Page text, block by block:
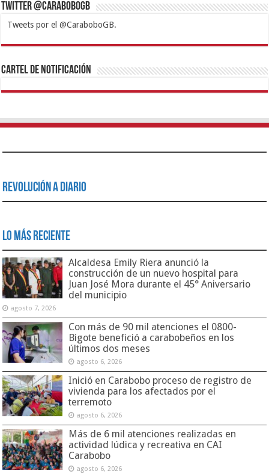
Twitter @CaraboboGB
Tweets por el @CaraboboGB.
1xbetBetturkeyBetistKralbetSupertotobetTipobetMatadorbetMariobet
https://mvbcasino.com/
Cartel de Notificación
Revolución a Diario
Lo Más Reciente
Alcaldesa Emily Riera anunció la
construcción de un nuevo hospital para
Juan José Mora durante el 45° Aniversario
del municipio
agosto 7, 2026
Con más de 90 mil atenciones el 0800-
Bigote benefició a carabobeños en los
últimos dos meses
agosto 6, 2026
Inició en Carabobo proceso de registro de
vivienda para los afectados por el
terremoto
agosto 6, 2026
Más de 6 mil atenciones realizadas en
actividad lúdica y recreativa en CAI
Carabobo
agosto 6, 2026